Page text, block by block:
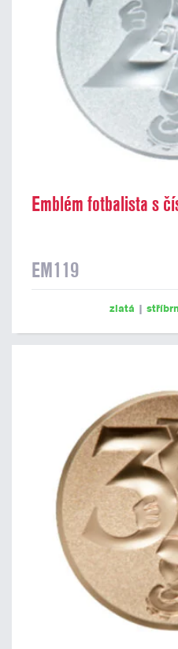
Emblém fotbalista s
EM119
zlatá |